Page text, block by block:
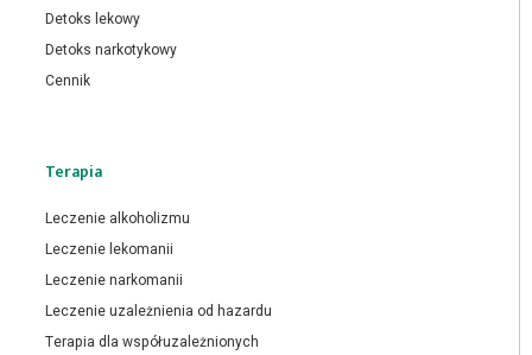
Detoks lekowy
Detoks narkotykowy
Cennik
Terapia
Leczenie alkoholizmu
Leczenie lekomanii
Leczenie narkomanii
Leczenie uzależnienia od hazardu
Terapia dla współuzależnionych